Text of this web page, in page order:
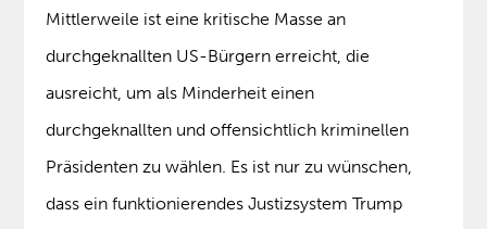
Mittlerweile ist eine kritische Masse an
durchgeknallten US-Bürgern erreicht, die
ausreicht, um als Minderheit einen
durchgeknallten und offensichtlich kriminellen
Präsidenten zu wählen. Es ist nur zu wünschen,
dass ein funktionierendes Justizsystem Trump